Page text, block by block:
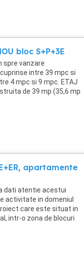
bloc S+P+3E
spre vanzare
intre 39 mpc si
4 mpc si 9 mpc. ETAJ
de 39 mp (35,6 mp
apartamente
dati atentie acestui
activitate in domeniul
care este situat in
intr-o zona de blocuri